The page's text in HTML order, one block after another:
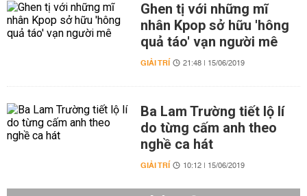
Ghen tị với những mĩ
nhân Kpop sở hữu 'hông
quả táo' vạn người mê
GIẢI TRÍ 21:48 | 15/06/2019
Ba Lam Trường tiết lộ lí
do từng cấm anh theo
nghề ca hát
GIẢI TRÍ 10:12 | 15/06/2019